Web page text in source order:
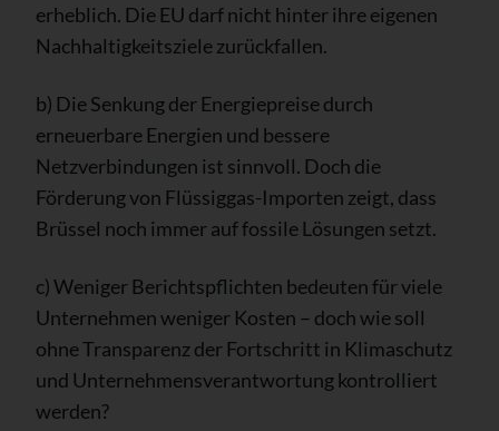
erheblich. Die EU darf nicht hinter ihre eigenen
Nachhaltigkeitsziele zurückfallen.
b) Die Senkung der Energiepreise durch
erneuerbare Energien und bessere
Netzverbindungen ist sinnvoll. Doch die
Förderung von Flüssiggas-Importen zeigt, dass
Brüssel noch immer auf fossile Lösungen setzt.
c) Weniger Berichtspflichten bedeuten für viele
Unternehmen weniger Kosten – doch wie soll
ohne Transparenz der Fortschritt in Klimaschutz
und Unternehmensverantwortung kontrolliert
werden?